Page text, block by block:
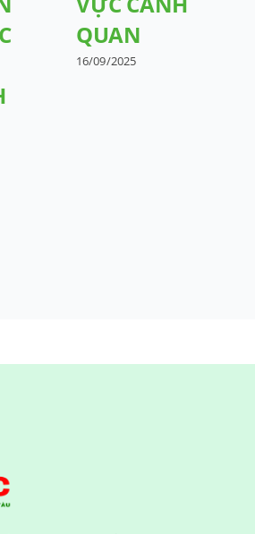
QUAN
16/09/2025